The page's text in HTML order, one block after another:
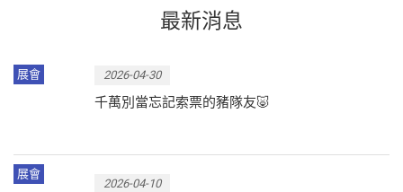
最新消息
展會 2026-04-30
千萬別當忘記索票的豬隊友🐷
展會
2026-04-10